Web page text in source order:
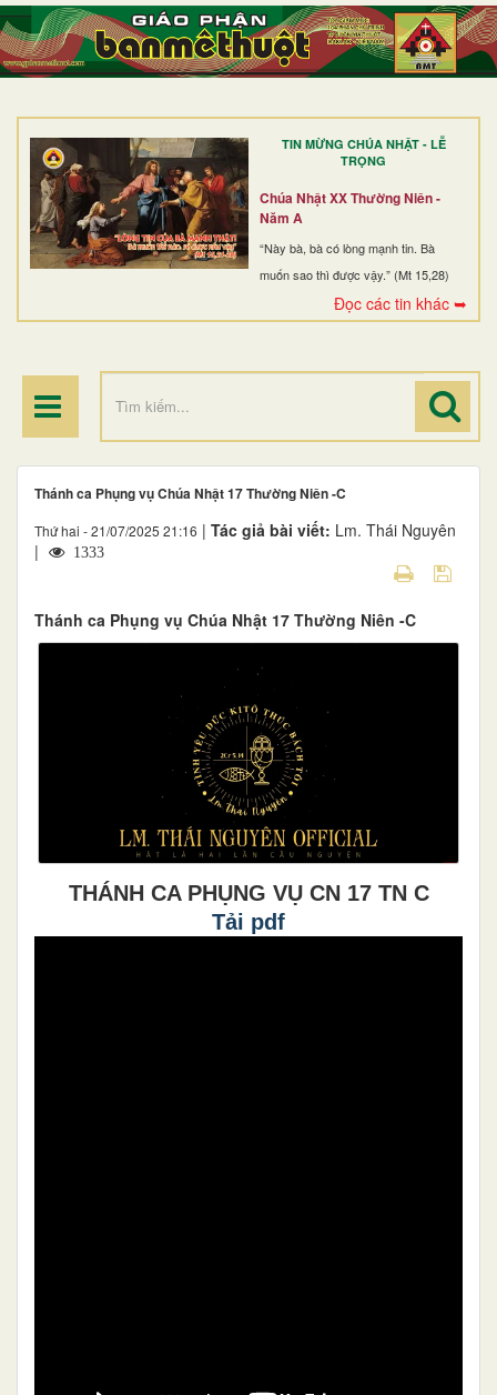
TIN MỪNG CHÚA NHẬT - LỄ
TRỌNG
Chúa Nhật XX Thường Niên -
Năm A
“Này bà, bà có lòng mạnh tin. Bà
muốn sao thì được vậy.” (Mt 15,28)
Đọc các tin khác ➥
TRANG NHẤT
GIỚI THIỆU
DÒNG TU
BAN MỤC VỤ
ĐOÀN THỂ CG
ĐIỂM HÀNH HƯƠNG
Thánh ca Phụng vụ Chúa Nhật 17 Thường Niên -C
Thứ hai - 21/07/2025 21:16 | Tác giả bài viết: Lm. Thái Nguyên
|
1333
Thánh ca Phụng vụ Chúa Nhật 17 Thường Niên -C
THÁNH CA PHỤNG VỤ CN 17 TN C
Tải pdf